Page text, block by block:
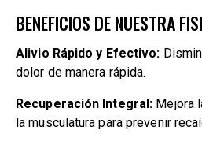
BENEFICIOS DE NUESTRA
Alivio Rápido y Efectivo:
dolor de manera rápida.
Recuperación Integral: Mejora
la musculatura para prevenir